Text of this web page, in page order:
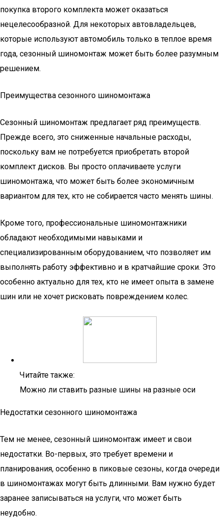
покупка второго комплекта может оказаться
нецелесообразной. Для некоторых автовладельцев,
которые используют автомобиль только в теплое время
года, сезонный шиномонтаж может быть более разумным
решением.
Преимущества сезонного шиномонтажа
Сезонный шиномонтаж предлагает ряд преимуществ.
Прежде всего, это сниженные начальные расходы,
поскольку вам не потребуется приобретать второй
комплект дисков. Вы просто оплачиваете услуги
шиномонтажа, что может быть более экономичным
вариантом для тех, кто не собирается часто менять шины.
Кроме того, профессиональные шиномонтажники
обладают необходимыми навыками и
специализированным оборудованием, что позволяет им
выполнять работу эффективно и в кратчайшие сроки. Это
особенно актуально для тех, кто не имеет опыта в замене
шин или не хочет рисковать повреждением колес.
Читайте также:
Можно ли ставить разные шины на разные оси
Недостатки сезонного шиномонтажа
Тем не менее, сезонный шиномонтаж имеет и свои
недостатки. Во-первых, это требует времени и
планирования, особенно в пиковые сезоны, когда очереди
в шиномонтажах могут быть длинными. Вам нужно будет
заранее записываться на услуги, что может быть
неудобно.